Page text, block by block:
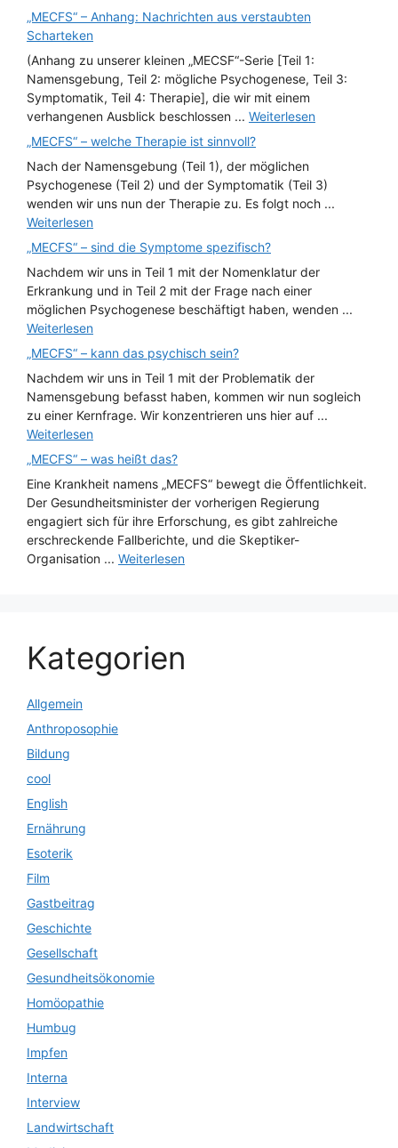
„MECFS“ – Anhang: Nachrichten aus verstaubten
Scharteken
(Anhang zu unserer kleinen „MECSF“-Serie [Teil 1:
Namensgebung, Teil 2: mögliche Psychogenese, Teil 3:
Symptomatik, Teil 4: Therapie], die wir mit einem
verhangenen Ausblick beschlossen ... Weiterlesen
„MECFS“ – welche Therapie ist sinnvoll?
Nach der Namensgebung (Teil 1), der möglichen
Psychogenese (Teil 2) und der Symptomatik (Teil 3)
wenden wir uns nun der Therapie zu. Es folgt noch ...
Weiterlesen
„MECFS“ – sind die Symptome spezifisch?
Nachdem wir uns in Teil 1 mit der Nomenklatur der
Erkrankung und in Teil 2 mit der Frage nach einer
möglichen Psychogenese beschäftigt haben, wenden ...
Weiterlesen
„MECFS“ – kann das psychisch sein?
Nachdem wir uns in Teil 1 mit der Problematik der
Namensgebung befasst haben, kommen wir nun sogleich
zu einer Kernfrage. Wir konzentrieren uns hier auf ...
Weiterlesen
„MECFS“ – was heißt das?
Eine Krankheit namens „MECFS“ bewegt die Öffentlichkeit.
Der Gesundheitsminister der vorherigen Regierung
engagiert sich für ihre Erforschung, es gibt zahlreiche
erschreckende Fallberichte, und die Skeptiker-
Organisation ... Weiterlesen
Kategorien
Allgemein
Anthroposophie
Bildung
cool
English
Ernährung
Esoterik
Film
Gastbeitrag
Geschichte
Gesellschaft
Gesundheitsökonomie
Homöopathie
Humbug
Impfen
Interna
Interview
Landwirtschaft